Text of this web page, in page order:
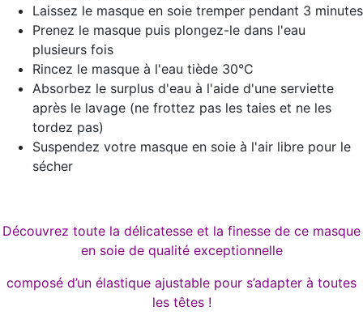
Laissez le masque en soie tremper pendant 3 minutes
Prenez le masque puis plongez-le dans l'eau
plusieurs fois
Rincez le masque à l'eau tiède 30°C
Absorbez le surplus d'eau à l'aide d'une serviette
après le lavage (ne frottez pas les taies et ne les
tordez pas)
Suspendez votre masque en soie à l'air libre pour le
sécher
Découvrez toute la délicatesse et la finesse de ce masque
en soie de qualité exceptionnelle
composé d’un élastique ajustable pour s’adapter à toutes
les têtes !